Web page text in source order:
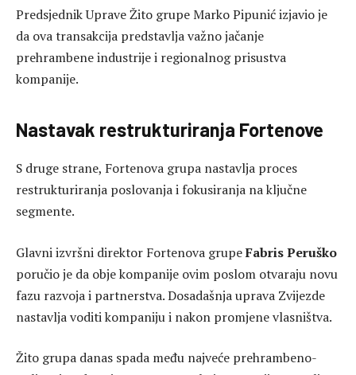
Predsjednik Uprave Žito grupe Marko Pipunić izjavio je
da ova transakcija predstavlja važno jačanje
prehrambene industrije i regionalnog prisustva
kompanije.
Nastavak restrukturiranja Fortenove
S druge strane, Fortenova grupa nastavlja proces
restrukturiranja poslovanja i fokusiranja na ključne
segmente.
Glavni izvršni direktor Fortenova grupeFabris Peruško
poručio je da obje kompanije ovim poslom otvaraju novu
fazu razvoja i partnerstva. Dosadašnja uprava Zvijezde
nastavlja voditi kompaniju i nakon promjene vlasništva.
Žito grupa danas spada među najveće prehrambeno-